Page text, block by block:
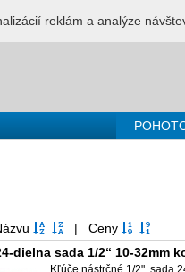
SLUŽBA PRE LOŽISKÁ - 0905
| Ceny
dielna sada 1/2“ 10-32mm
Kľúče nástrčné 1/2", sada
reklám a analýze